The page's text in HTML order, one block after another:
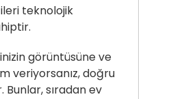
teknolojik
görüntüsüne ve
veriyorsanız, doğru
Bunlar, sıradan ev